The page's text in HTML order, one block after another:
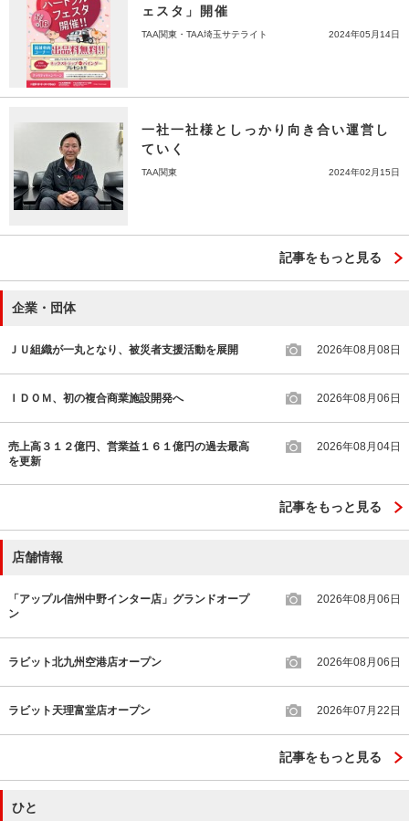
ェスタ」開催
TAA関東・TAA埼玉サテライト 2024年05月14日
一社一社様としっかり向き合い運営し
ていく
TAA関東 2024年02月15日
記事をもっと見る
企業・団体
ＪＵ組織が一丸となり、被災者支援活動を展開 2026年08月08日
ＩＤＯＭ、初の複合商業施設開発へ 2026年08月06日
売上高３１２億円、営業益１６１億円の過去最高
を更新
2026年08月04日
記事をもっと見る
店舗情報
「アップル信州中野インター店」グランドオープ
ン
2026年08月06日
ラビット北九州空港店オープン 2026年08月06日
ラビット天理富堂店オープン 2026年07月22日
記事をもっと見る
ひと